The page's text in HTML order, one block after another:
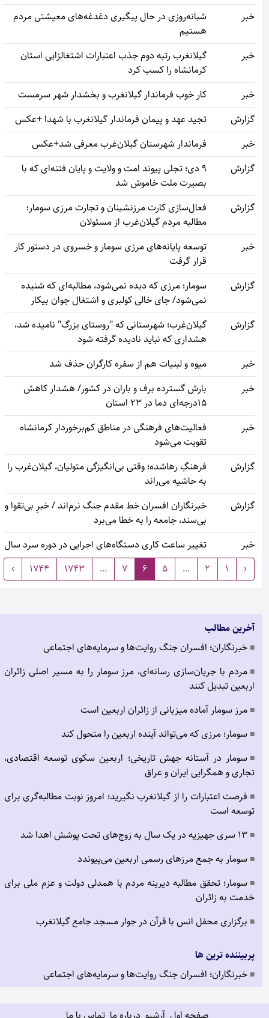
خبر
شبانه‌روزی در حال پیگیری دغدغه‌های معیشتی مردم
هستیم
خبر
گیلانغرب رتبه دوم جذب اعتبارات اشتغالزایی استان
کرمانشاه را کسب کرد
خبر
کار خوب فرماندار گیلانغرب و بخشدار شهر سرمست
گزارش
تجید عهد و پیمان فرماندار گیلانغرب با شهدا +عکس
خبر
فرماندار شهرستان گیلان‌غرب معرفی شد+عکس
گزارش
۹ دی؛ تجلی پیوند امت و ولایت و پایان فتنه‌ای که با
بصیرت ملت خاموش شد
گزارش
فعال‌سازی کارت مرزنشینان و تجارت مرزی سومار؛
مطالبه مردم گیلان‌غرب از مسئولان
خبر
توسعه پایانه‌های مرزی سومار و خسروی در دستور کار
قرار گرفت
گزارش
سومار؛ مرزی که دیده نمی‌شود، مطالبه‌ای که شنیده
نمی‌شود/ جای خالی کولبری و اشتغال جوان بیکار
گزارش
گیلان‌غرب؛ شهرستانی که "روستای بزرگ" نامیده شد،
هشداری که نباید نادیده گرفته شود
خبر
میوه و لبنیات هم از سفره کارگران حذف شد
خبر
بارش گسترده برف و باران در کشور/ هشدار کاهش
خبر
فعالیت‌های فرهنگی در مناطق کم‌برخوردار کرمانشاه
تقویت می‌شود
گزارش
فرهنگِ رهاشده؛ وقتی بی‌انگیزگی متولیان، گیلان‌غرب را
به حاشیه می‌راند
گزارش
خبرنگاران افسران خط مقدم جنگ نرم‌اند / خبرِ بی‌تقوا و
بی‌سند، جامعه را به خطا می‌برد
خبر
تغییر ساعت کاری دستگاه‌های اجرایی در دوره سرد سال
1743
1744
آخرین مطالب
خبرنگاران؛ افسران جنگ روایت‌ها و سرمایه‌های اجتماعی
مردم با جریان‌سازی رسانه‌ای، مرز سومار را به مسیر اصلی زائران
اربعین تبدیل کنند
مرز سومار آماده میزبانی از زائران اربعین است
سومار؛ مرزی که می‌تواند آینده اربعین را متحول کند
سومار در آستانه جهش تاریخی؛ اربعین سکوی توسعه اقتصادی،
تجاری و همگرایی ایران و عراق
فرصت اعتبارات را از گیلانغرب نگیرید؛ امروز نوبت مطالبه‌گری برای
توسعه است
۱۳ سری جهیزیه در یک سال به زوج‌های تحت پوشش اهدا شد
سومار به جمع مرزهای رسمی اربعین می‌پیوندد
سومار؛ تحقق مطالبه دیرینه مردم با همدلی دولت و عزم ملی برای
خدمت به زائران
برگزاری محفل انس با قرآن در جوار مسجد جامع گیلانغرب
پربیننده ترین ها
خبرنگاران؛ افسران جنگ روایت‌ها و سرمایه‌های اجتماعی